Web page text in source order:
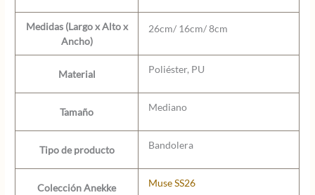
Medidas (Largo x Alto x
Ancho)
26cm/ 16cm/ 8cm
Material Poliéster, PU
Tamaño Mediano
Tipo de producto Bandolera
Colección Anekke Muse SS26